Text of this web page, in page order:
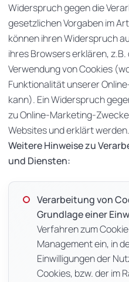
Widerspruch gegen die
gesetzlichen Vorgaben im
können ihren Widerspruch
ihres Browsers erklären,
Verwendung von Cookies
Funktionalität unserer
kann). Ein Widerspruch
zu Online-Marketing-
Websites und erklärt werden.
Weitere Hinweise zu
und Diensten:
Verarbeitung von
Grundlage einer
Verfahren zum
Management ein, in
Einwilligungen der
Cookies, bzw. der im